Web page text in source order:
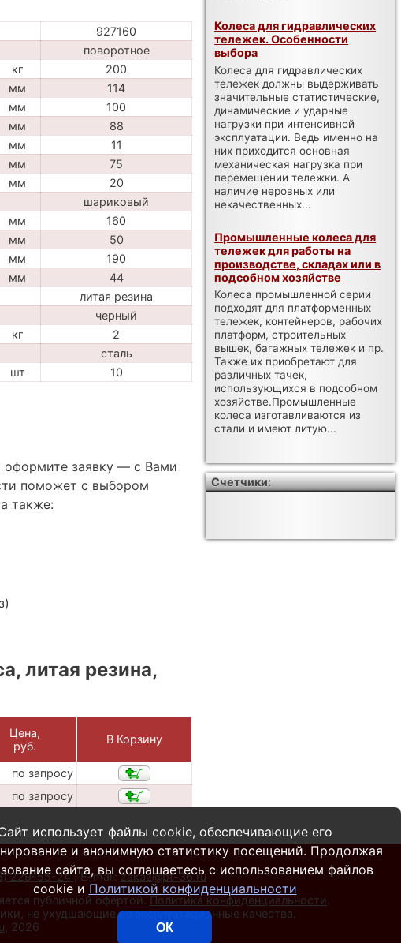
927160
поворотное
кг
200
мм
114
мм
100
мм
88
мм
11
мм
75
мм
20
шариковый
мм
160
мм
50
мм
190
мм
44
литая резина
черный
кг
2
сталь
шт 10
оформите заявку — с Вами
поможет с выбором
также:
литая резина,
Цена,
руб.
В Корзину
по запросу
по запросу
Колеса для гидравлических
тележек. Особенности
выбора
Колеса для гидравлических
тележек должны выдерживать
значительные статистические,
динамические и ударные
нагрузки при интенсивной
эксплуатации. Ведь именно на
них приходится основная
механическая нагрузка при
перемещении тележки. А
наличие неровных или
некачественных...
Промышленные колеса для
тележек для работы на
производстве, складах или в
подсобном хозяйстве
Колеса промышленной серии
подходят для платформенных
тележек, контейнеров, рабочих
платформ, строительных
вышек, багажных тележек и пр.
Также их приобретают для
различных тачек,
использующихся в подсобном
хозяйстве.Промышленные
колеса изготавливаются из
стали и имеют литую...
Счетчики:
229-55-24,E-mail:zakaz@pt-36.ru
публичной офертой. Политика конфиденциальности.
не ухудшающие ее эксплуатационные качества.
, 2026
использует файлы cookie, обеспечивающие его
и анонимную статистику посещений. Продолжая
сайта, вы соглашаетесь с использованием файлов
cookie и Политикой конфиденциальности
ОК